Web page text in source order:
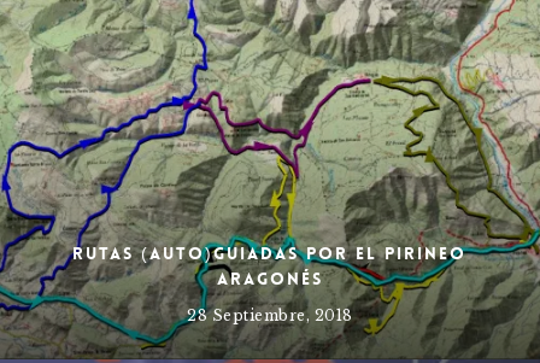
Rutas (auto)guiadas por el Pirineo
Aragonés
28 Septiembre, 2018